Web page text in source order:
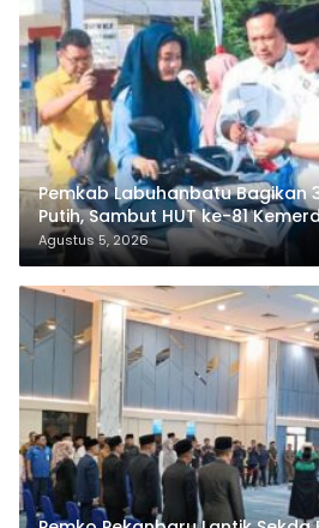
Pemkab Labuhanbatu Bagikan
Putih, Sambut HUT ke-81
Agustus 5, 2026